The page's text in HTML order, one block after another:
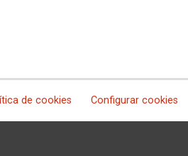
de cookies Configurar cookies